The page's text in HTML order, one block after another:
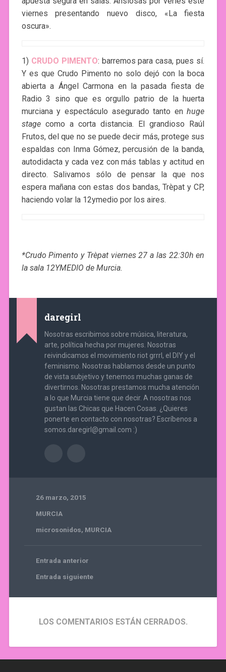
viernes presentando nuevo disco, «La fiesta
oscura».
1) CRUDO PIMENTO: barremos para casa, pues sí.
Y es que Crudo Pimento no solo dejó con la boca
abierta a Ángel Carmona en la pasada fiesta de
Radio 3 sino que es orgullo patrio de la huerta
murciana y espectáculo asegurado tanto enhuge
stagecomo a corta distancia. El grandioso Raúl
Frutos, del que no se puede decir más, protege sus
espaldas con Inma Gómez, percusión de la banda,
autodidacta y cada vez con más tablas y actitud en
directo. Salivamos sólo de pensar la que nos
espera mañana con estas dos bandas, Trèpat y CP,
haciendo volar la 12ymedio por los aires.
*Crudo Pimento y Trèpat viernes 27 a las 22:30h en
la sala 12YMEDIO de Murcia.
daregirl
Nosotras escribimos sobre música, literatura,
arte, política hecha por mujeres. Nosotras
reivindicamos el movimiento riot grrrl, el DIY y el
feminismo. Nosotras hablamos desde un punto
de vista subjetivo y tenemos muchas ganas de
divertirnos. Nosotras prestamos mucha atención
a lo que Murcia tiene que decir. A nosotras nos
gustan las Chicas que Hacen Cosas. ¿Quieres
ponerte en contacto con nosotras? Escríbenos a
somos.daregirl@gmail.com :)
26 marzo, 2015
MURCIA
microsonidos, MURCIA
Entrada anterior
Entrada siguiente
LOS COMENTARIOS ESTÁN CERRADOS.